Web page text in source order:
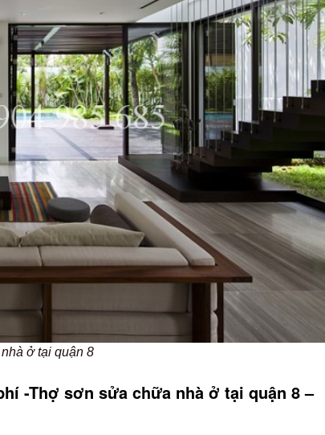
ở tại quận 8
-Thợ sơn sửa chữa nhà ở tại quận 8 –